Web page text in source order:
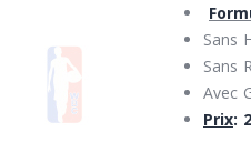
Sans
Sans
Avec
Prix: